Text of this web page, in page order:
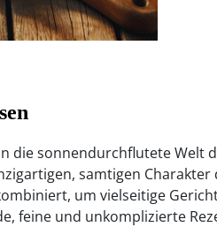
die sonnendurchflutete
samtigen
um vielseitige
feine und unkomplizierte